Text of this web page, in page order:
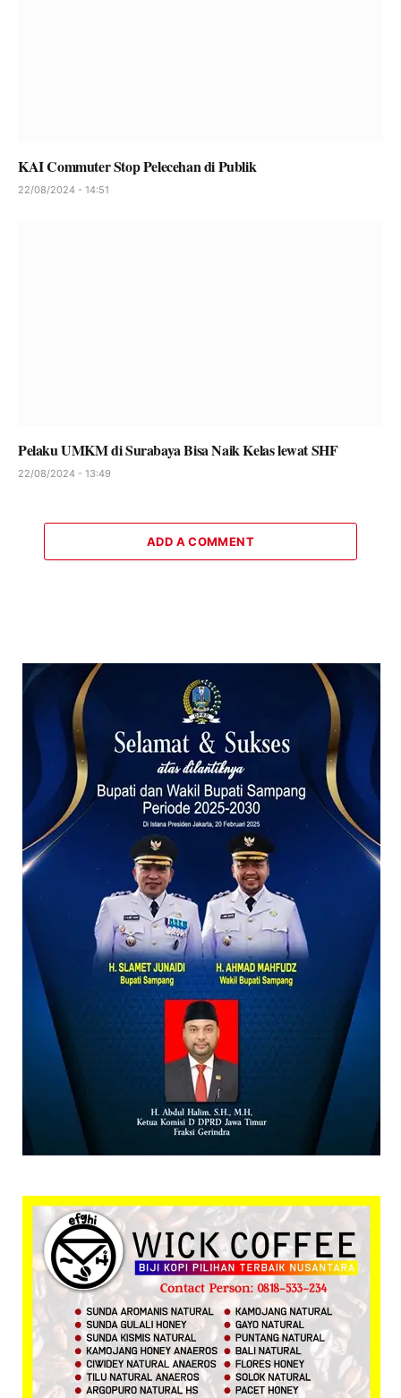
KAI Commuter Stop Pelecehan di Publik
22/08/2024 - 14:51
Pelaku UMKM di Surabaya Bisa Naik Kelas lewat SHF
22/08/2024 - 13:49
ADD A COMMENT